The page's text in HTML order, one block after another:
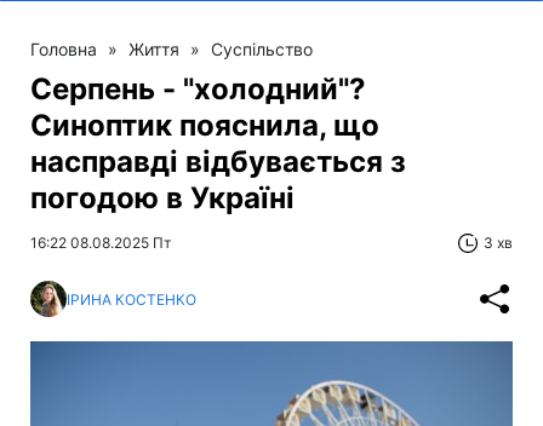
Головна » Життя » Суспільство
Серпень - "холодний"?
Синоптик пояснила, що
насправді відбувається з
погодою в Україні
16:22 08.08.2025 Пт 3 хв
ІРИНА КОСТЕНКО